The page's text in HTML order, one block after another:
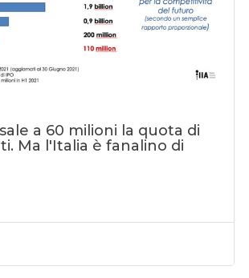
a 60 milioni la quota di
Ma l'Italia è fanalino di